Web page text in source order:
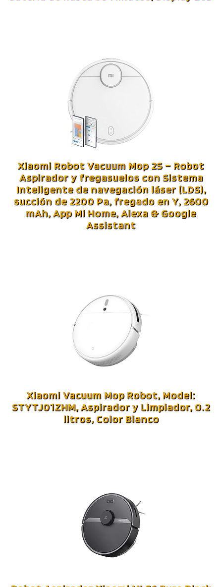
Xiaomi Robot Vacuum Mop 2S – Robot
Aspirador y fregasuelos con Sistema
Inteligente de navegación láser (LDS),
succión de 2200 Pa, fregado en Y, 2600
mAh, App Mi Home, Alexa & Google
Assistant
Xiaomi Vacuum Mop Robot, Model:
STYTJ01ZHM, Aspirador y Limpiador, 0.2
litros, Color Blanco